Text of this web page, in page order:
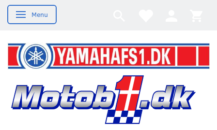
Skifte navigation
Menu